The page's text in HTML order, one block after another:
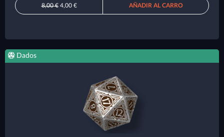
8,00 €4,00 € AÑADIR AL CARRO
Dados